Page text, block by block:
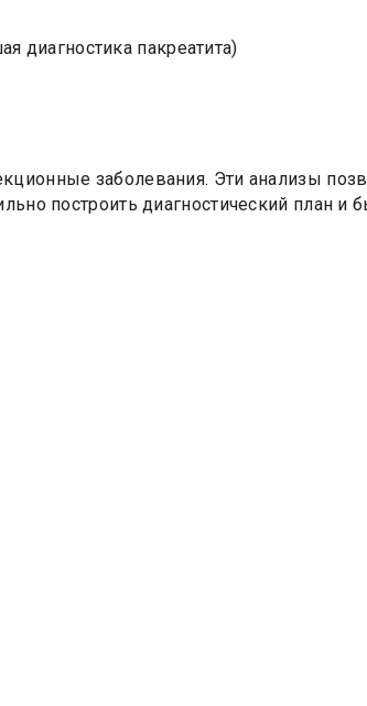
диагностика пакреатита)
заболевания. Эти анализы
построить диагностический план и